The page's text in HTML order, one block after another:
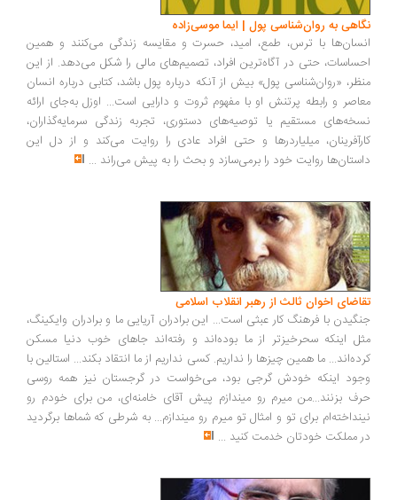
به روان‌شناسی پول | ایما موسی‌زاده
با ترس، طمع، امید، حسرت و مقایسه زندگی می‌کنند و همین
حتی در آگاه‌ترین افراد، تصمیم‌های مالی را شکل می‌دهد. از این
«روان‌شناسی پول» بیش از آنکه درباره پول باشد، کتابی درباره انسان
و رابطه پرتنش او با مفهوم ثروت و دارایی است... اوزل به‌جای ارائه
مستقیم یا توصیه‌های دستوری، تجربه زندگی سرمایه‌گذاران،
میلیاردرها و حتی افراد عادی را روایت می‌کند و از دل این
روایت خود را برمی‌سازد و بحث را به پیش می‌راند ...
اخوان ثالث از رهبر انقلاب اسلامی
با فرهنگ کار عبثی است... این برادران آریایی ما و برادران وایکینگ،
اینکه سحرخیزتر از ما بوده‌اند و رفته‌اند جاهای خوب دنیا مسکن
ما همین چیزها را نداریم. کسی نداریم از ما انتقاد بکند... استالین با
اینکه خودش گرجی بود، می‌خواست در گرجستان نیز همه روسی
بزنند...من میرم رو میندازم پیش آقای خامنه‌ای، من برای خودم رو
برای تو و امثال تو میرم رو میندازم... به شرطی که شماها برگردید
مملکت خودتان خدمت کنید...